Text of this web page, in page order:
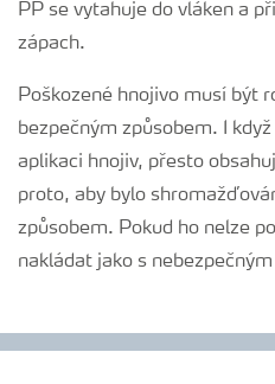
PP se vytahuje do vláken a
zápach.
Poškozené hnojivo musí být
bezpečným způsobem. I
aplikaci hnojiv, přesto
proto, aby bylo
způsobem. Pokud ho nelze
nakládat jako s